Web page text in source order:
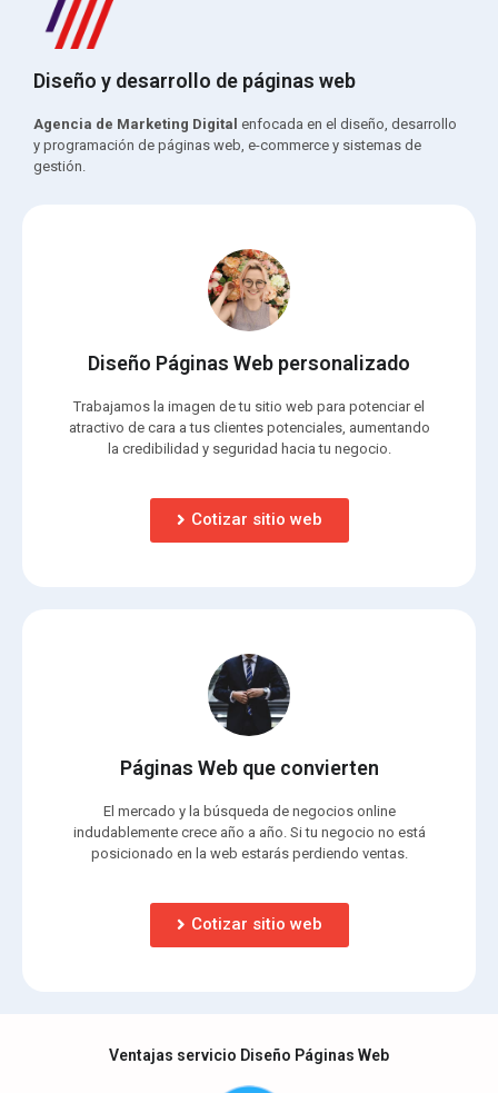
Diseño y desarrollo de páginas web
Agencia de Marketing Digital enfocada en el diseño, desarrollo
y programación de páginas web, e-commerce y sistemas de
gestión.
Diseño Páginas Web personalizado
Trabajamos la imagen de tu sitio web para potenciar el
atractivo de cara a tus clientes potenciales, aumentando
la credibilidad y seguridad hacia tu negocio.
Cotizar sitio web
Páginas Web que convierten
El mercado y la búsqueda de negocios online
indudablemente crece año a año. Si tu negocio no está
posicionado en la web estarás perdiendo ventas.
Cotizar sitio web
Ventajas servicio Diseño Páginas Web